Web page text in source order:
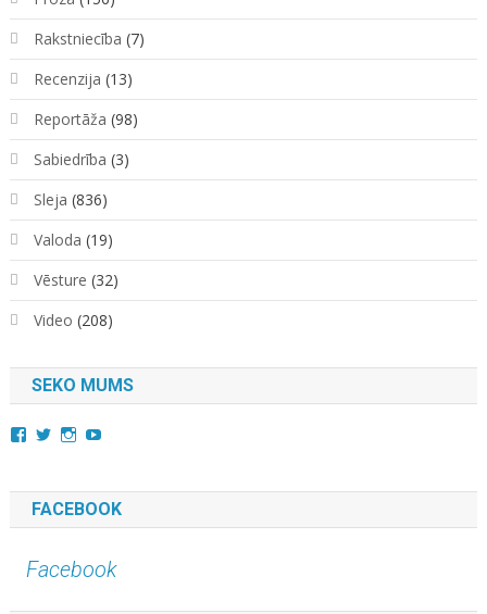
Rakstniecība (7)
Recenzija (13)
Reportāža (98)
Sabiedrība (3)
Sleja (836)
Valoda (19)
Vēsture (32)
Video (208)
SEKO MUMS
View
Facebook
View
Twitter
View
Instagram
YouTube
FACEBOOK
Facebook